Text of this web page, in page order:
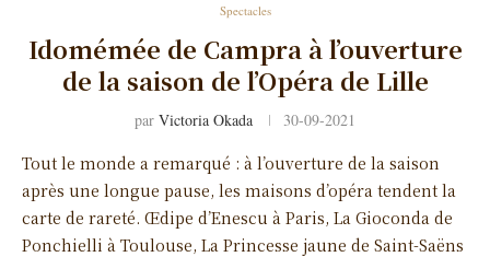
Spectacles
Idomémée de Campra à l’ouverture
de la saison de l’Opéra de Lille
par Victoria Okada 30-09-2021
Tout le monde a remarqué : à l’ouverture de la saison
après une longue pause, les maisons d’opéra tendent la
carte de rareté. Œdipe d’Enescu à Paris, La Gioconda de
Ponchielli à Toulouse, La Princesse jaune de Saint-Saëns